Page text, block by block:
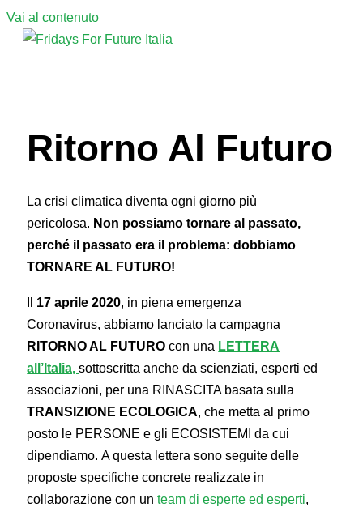
Vai al contenuto
Ritorno Al Futuro
La crisi climatica diventa ogni giorno più
pericolosa. Non possiamo tornare al passato,
perché il passato era il problema: dobbiamo
TORNARE AL FUTURO!
Il 17 aprile 2020, in piena emergenza
Coronavirus, abbiamo lanciato la campagna
RITORNO AL FUTURO con una LETTERA
all’Italia,sottoscritta anche da scienziati, esperti ed
associazioni, per una RINASCITA basata sulla
TRANSIZIONE ECOLOGICA, che metta al primo
posto le PERSONE e gli ECOSISTEMI da cui
dipendiamo. A questa lettera sono seguite delle
proposte specifiche concrete realizzate in
collaborazione con unteam di esperte ed esperti,